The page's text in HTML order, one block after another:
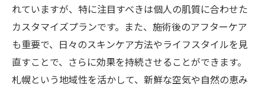
札幌のエステで大切なカウンセリングの進
め方
エステのカウンセリングで札幌での施術を
最大限に活用する
札幌でのエステ体験を成功させるカウンセ
れていますが、特に注目すべきは個人の肌質に合わせた
カスタマイズプランです。また、施術後のアフターケア
も重要で、日々のスキンケア方法やライフスタイルを見
直すことで、さらに効果を持続させることができます。
札幌という地域性を活かして、新鮮な空気や自然の恵み